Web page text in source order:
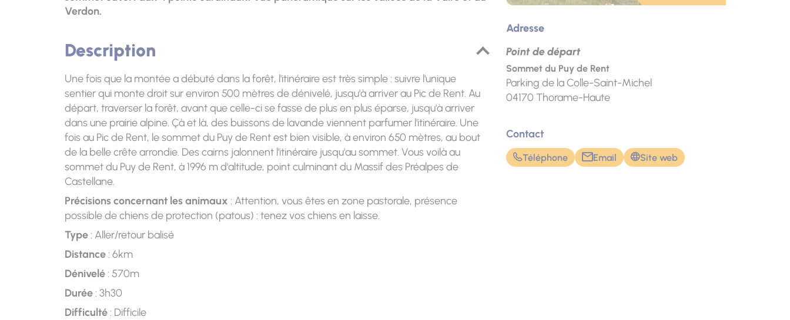
Verdon.
Description
Une fois que la montée a débuté dans la forêt, l'itinéraire est très simple : suivre l'unique
sentier qui monte droit sur environ 500 mètres de dénivelé, jusqu'à arriver au Pic de Rent. Au
départ, traverser la forêt, avant que celle-ci se fasse de plus en plus éparse, jusqu'à arriver
dans une prairie alpine. Çà et là, des buissons de lavande viennent parfumer l'itinéraire. Une
fois au Pic de Rent, le sommet du Puy de Rent est bien visible, à environ 650 mètres, au bout
de la belle crête arrondie. Des cairns jalonnent l'itinéraire jusqu'au sommet. Vous voilà au
sommet du Puy de Rent, à 1996 m d'altitude, point culminant du Massif des Préalpes de
Castellane.
Précisions concernant les animaux : Attention, vous êtes en zone pastorale, présence
possible de chiens de protection (patous) : tenez vos chiens en laisse.
Type: Aller/retour balisé
Distance: 6km
Dénivelé: 570m
Durée: 3h30
Difficulté: Difficile
Adresse
Point de départ
Sommet du Puy de Rent
Parking de la Colle-Saint-Michel
04170 Thorame-Haute
Contact
Téléphone Email Site web